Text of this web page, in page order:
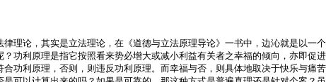
理论，其实是立法理论，在《道德与立法原理导论》一书中，边沁就是以
功利原理是指它按照看来势必增大或减小利益有关者之幸福的倾向，亦即
功利原理，否则，则违反功利原理。而幸福与否，则具体地取决于快乐与